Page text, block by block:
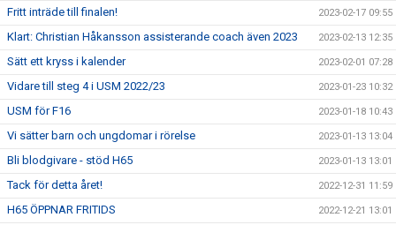
Fritt inträde till finalen! 2023-02-17 09:55
Klart: Christian Håkansson assisterande coach även 2023 2023-02-13 12:35
Sätt ett kryss i kalender 2023-02-01 07:28
Vidare till steg 4 i USM 2022/23 2023-01-23 10:32
USM för F16 2023-01-18 10:43
Vi sätter barn och ungdomar i rörelse 2023-01-13 13:04
Bli blodgivare - stöd H65 2023-01-13 13:01
Tack för detta året! 2022-12-31 11:59
H65 ÖPPNAR FRITIDS 2022-12-21 13:01